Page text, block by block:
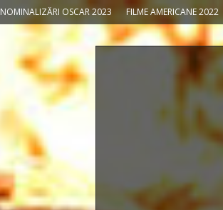
NOMINALIZĂRI OSCAR 2023 FILME AMERICANE 2022